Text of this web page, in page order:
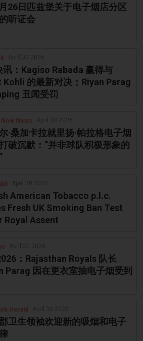
26日匹兹堡关于电子烟店分区
听证会
讯：Kagiso Rabada 赢得与
的最新对决；Riyan Parag
丑闻受罚
News
·桑加卡拉就里扬·帕拉格电子烟
破沉默：“并非球队积极形象的
American Tobacco p.l.c.
Fresh UK Smoking Ban Test
Royal Assent
：Rajasthan Royals 队长
Parag 因在更衣室抽电子烟受到
Herald
卫生领袖欢迎新的吸烟和电子